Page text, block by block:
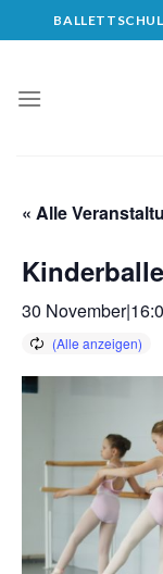
to
« Alle
30